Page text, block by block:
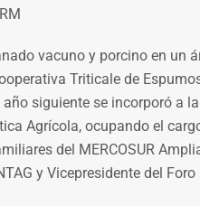
vacuno y porcino en un
Triticale de
siguiente se incorporó a
Agrícola, ocupando el
del MERCOSUR
y Vicepresidente del